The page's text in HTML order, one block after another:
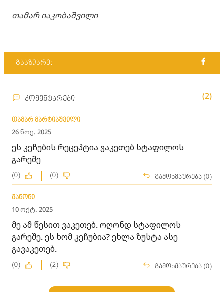
თამარ იაკობაშვილი
გააზიარე:
კომენტარები (2)
თამარ მარტიაშვილი
26 ნოე. 2025
ეს კეჩუბის რეცეპტია ვაკეთებ სტაფილოს
გარეშე
(0) (0) გამოხმაურება (0)
მანონი
10 ოქტ. 2025
მე ამ წესით ვაკეთებ. ოღონდ სტაფილოს
გარეშე. ეს ხომ კეჩუბია? ეხლა ზუსტა ასე
გავაკეთებ.
(0) (2) გამოხმაურება (0)